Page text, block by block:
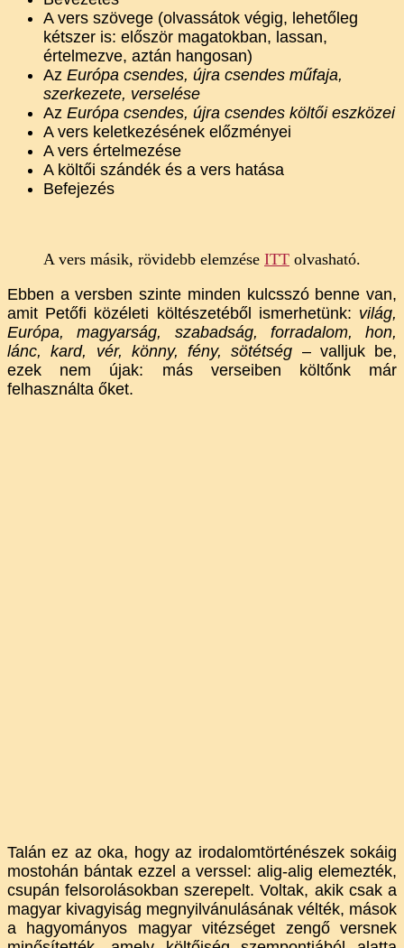
A vers szövege (olvassátok végig, lehetőleg
kétszer is: először magatokban, lassan,
értelmezve, aztán hangosan)
Az Európa csendes, újra csendes műfaja,
szerkezete, verselése
Az Európa csendes, újra csendes költői eszközei
A vers keletkezésének előzményei
A vers értelmezése
A költői szándék és a vers hatása
Befejezés
A vers másik, rövidebb elemzése ITT olvasható.
Ebben a versben szinte minden kulcsszó benne van,
amit Petőfi közéleti költészetéből ismerhetünk: világ,
Európa, magyarság, szabadság, forradalom, hon,
lánc, kard, vér, könny, fény, sötétség – valljuk be,
ezek nem újak: más verseiben költőnk már
felhasználta őket.
Talán ez az oka, hogy az irodalomtörténészek sokáig
mostohán bántak ezzel a verssel: alig-alig elemezték,
csupán felsorolásokban szerepelt. Voltak, akik csak a
magyar kivagyiság megnyilvánulásának vélték, mások
a hagyományos magyar vitézséget zengő versnek